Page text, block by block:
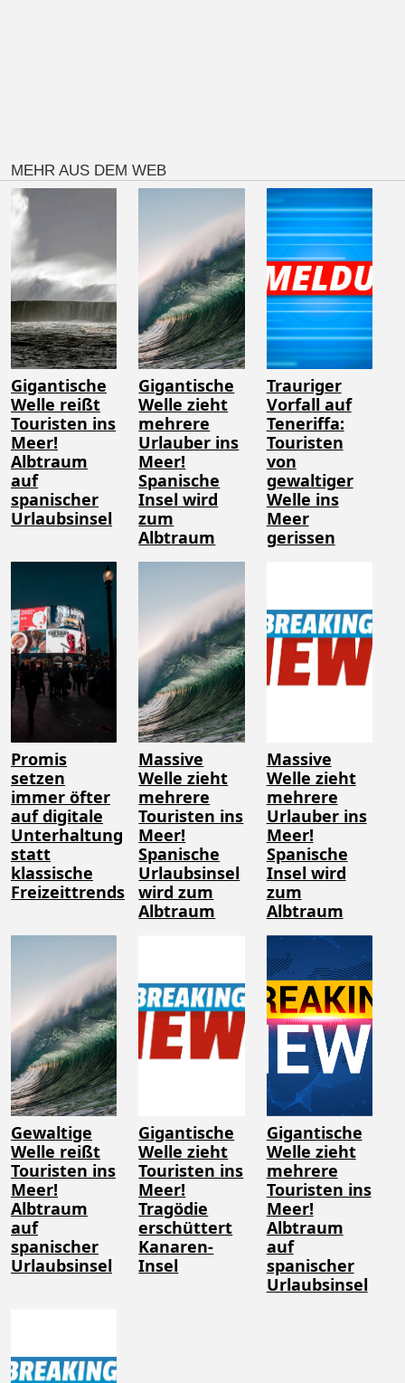
MEHR AUS DEM WEB
Gigantische
Welle reißt
Touristen ins
Meer!
Albtraum
auf
spanischer
Urlaubsinsel
Gigantische
Welle zieht
mehrere
Urlauber ins
Meer!
Spanische
Insel wird
zum
Albtraum
Trauriger
Vorfall auf
Teneriffa:
Touristen
von
gewaltiger
Welle ins
Meer
gerissen
Promis
setzen
immer öfter
auf digitale
Unterhaltung
statt
klassische
Freizeittrends
Massive
Welle zieht
mehrere
Touristen ins
Meer!
Spanische
Urlaubsinsel
wird zum
Albtraum
Massive
Welle zieht
mehrere
Urlauber ins
Meer!
Spanische
Insel wird
zum
Albtraum
Gewaltige
Welle reißt
Touristen ins
Meer!
Albtraum
auf
spanischer
Urlaubsinsel
Gigantische
Welle zieht
Touristen ins
Meer!
Tragödie
erschüttert
Kanaren-
Insel
Gigantische
Welle zieht
mehrere
Touristen ins
Meer!
Albtraum
auf
spanischer
Urlaubsinsel